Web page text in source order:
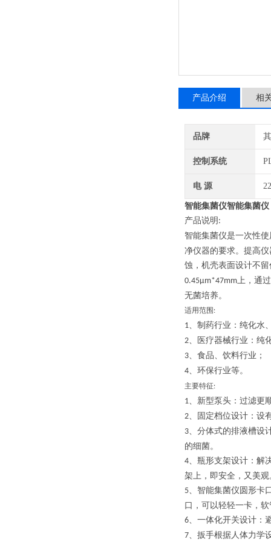
产品介绍 相
品牌
控制系统
电 源
智能集菌仪智能集菌仪
产品说明 :
智能集菌仪是一次性
净仪器的要求。提高
蚀，机壳表面设计不
0.45µm*47mm上，通
无菌培养。
适用范围 :
1、制药行业：纯化水
2、医疗器械行业：纯
3、食品、饮料行业；
4、环保行业等。
主要特征:
1、新型泵头：过滤更
2、固定档位设计：设
3、分体式的排液槽设
的细菌。
4、瓶形支架设计：解
架上，即安全，又美观
5、智能集菌仪圆形卡
口，可以轻轻一卡，
6、一体化开关设计：
7、扳手根据人体力学